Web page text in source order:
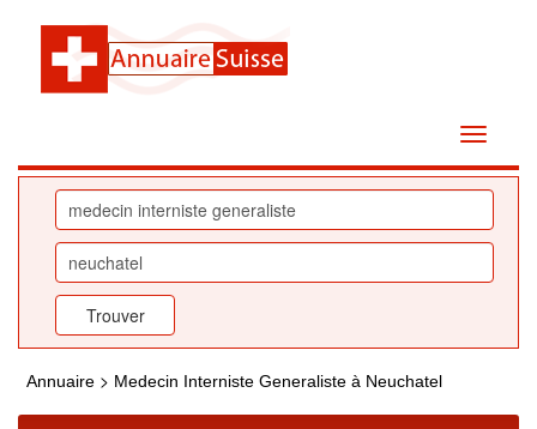
Annuaire > Medecin Interniste Generaliste à Neuchatel